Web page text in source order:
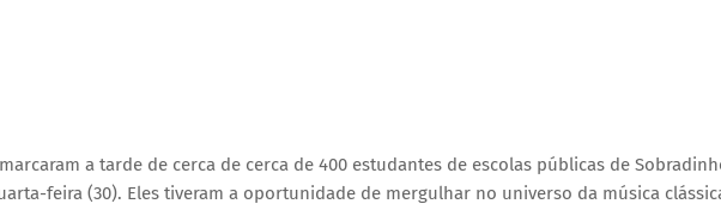
a tarde de cerca de cerca de 400 estudantes de escolas públicas de
feira (30). Eles tiveram a oportunidade de mergulhar no universo da música